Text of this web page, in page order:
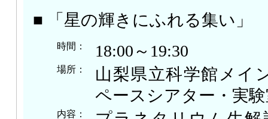
■ 「星の輝きにふれる集い」
時間： 18:00～19:30
場所：
山梨県立科学館メイ
ペースシアター・実
内容：